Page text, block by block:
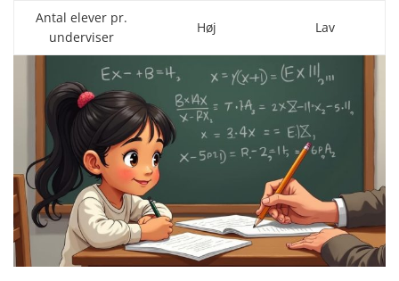
Antal elever pr.
underviser
Høj Lav